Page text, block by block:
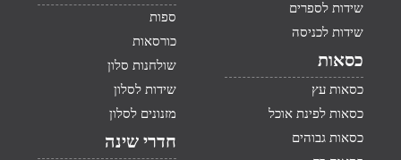
שידות לספרים
שידות לכניסה
כסאות
כסאות עץ
כסאות לפינת אוכל
כסאות גבוהים
ספות
כורסאות
שולחנות סלון
שידות לסלון
מזנונים לסלון
חדרי שינה